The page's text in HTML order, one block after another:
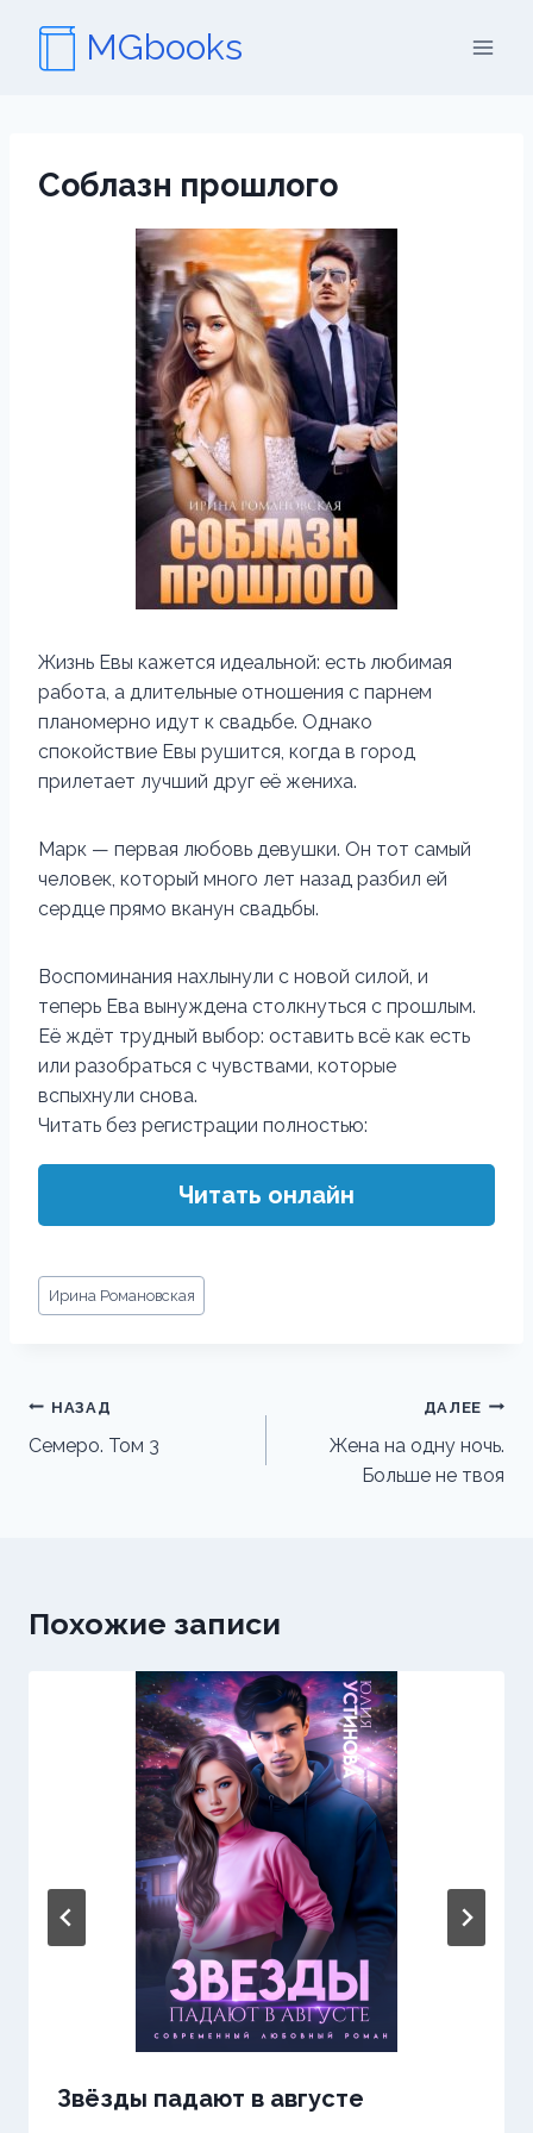
содержимому
MGbooks
Соблазн прошлого
Жизнь Евы кажется идеальной: есть любимая
работа, а длительные отношения с парнем
планомерно идут к свадьбе. Однако
спокойствие Евы рушится, когда в город
прилетает лучший друг её жениха.
Марк — первая любовь девушки. Он тот самый
человек, который много лет назад разбил ей
сердце прямо вканун свадьбы.
Воспоминания нахлынули с новой силой, и
теперь Ева вынуждена столкнуться с прошлым.
Её ждёт трудный выбор: оставить всё как есть
или разобраться с чувствами, которые
вспыхнули снова.
Читать без регистрации полностью:
Читать онлайн
Метки
записи:
Ирина Романовская
Навигация
по
НАЗАД
Семеро. Том 3
ДАЛЕЕ
Жена на одну ночь.
Больше не твоя
Похожие записи
Звёзды падают в августе